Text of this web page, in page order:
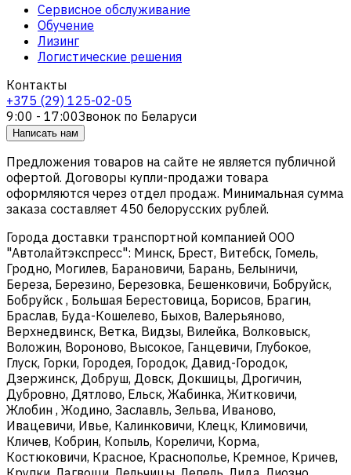
Сервисное обслуживание
Обучение
Лизинг
Логистические решения
Контакты
+375 (29) 125-02-05
9:00 - 17:00Звонок по Беларуси
Написать нам
Предложения товаров на сайте не является публичной
офертой. Договоры купли-продажи товара
оформляются через отдел продаж. Минимальная сумма
заказа составляет 450 белорусских рублей.
Города доставки транспортной компанией ООО
"Автолайтэкспресс": Минск, Брест, Витебск, Гомель,
Гродно, Могилев, Барановичи, Барань, Белыничи,
Береза, Березино, Березовка, Бешенковичи, Бобруйск,
Бобруйск , Большая Берестовица, Борисов, Брагин,
Браслав, Буда-Кошелево, Быхов, Валерьяново,
Верхнедвинск, Ветка, Видзы, Вилейка, Волковыск,
Воложин, Вороново, Высокое, Ганцевичи, Глубокое,
Глуск, Горки, Городея, Городок, Давид-Городок,
Дзержинск, Добруш, Довск, Докшицы, Дрогичин,
Дубровно, Дятлово, Ельск, Жабинка, Житковичи,
Жлобин , Жодино, Заславль, Зельва, Иваново,
Ивацевичи, Ивье, Калинковичи, Клецк, Климовичи,
Кличев, Кобрин, Копыль, Кореличи, Корма,
Костюковичи, Красное, Краснополье, Кремное, Кричев,